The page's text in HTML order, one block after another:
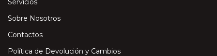
Servicios
Sobre Nosotros
Contactos
Política de Devolución y Cambios